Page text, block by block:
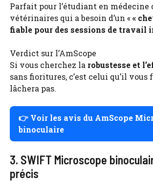
Parfait pour l’étudiant en médecine
vétérinaires qui a besoin d’un ««
fiable pour des sessions de travail
Verdict sur l’AmScope
Si vous cherchez la robustesse et
sans fioritures, c’est celui qu’il vous
lâchera pas.
👉 Voir les avis du AmScope
binoculaire
3. SWIFT Microscope
précis